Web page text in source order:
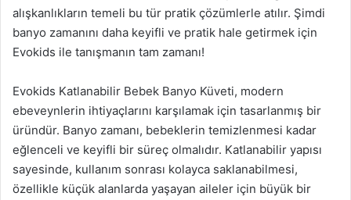
alışkanlıkların temeli bu tür pratik çözümlerle atılır. Şimdi
banyo zamanını daha keyifli ve pratik hale getirmek için
Evokids ile tanışmanın tam zamanı!
Evokids Katlanabilir Bebek Banyo Küveti, modern
ebeveynlerin ihtiyaçlarını karşılamak için tasarlanmış bir
üründür. Banyo zamanı, bebeklerin temizlenmesi kadar
eğlenceli ve keyifli bir süreç olmalıdır. Katlanabilir yapısı
sayesinde, kullanım sonrası kolayca saklanabilmesi,
özellikle küçük alanlarda yaşayan aileler için büyük bir